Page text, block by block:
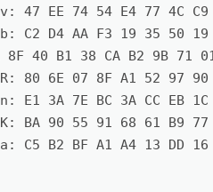
47 EE 74 54 E4 77 4C C9
C2 D4 AA F3 19 35 50
8F 40 B1 38 CA B2 9B 71